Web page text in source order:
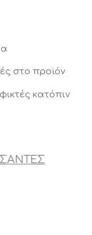
στο προϊόν
κατόπιν